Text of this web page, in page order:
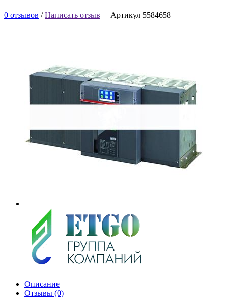
0 отзывов /Написать отзыв Артикул 5584658
Описание
Отзывы (0)